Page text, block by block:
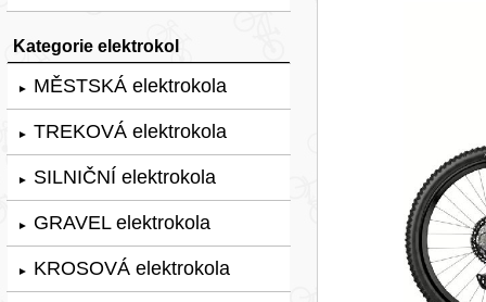
Kategorie elektrokol
► MĚSTSKÁ elektrokola
► TREKOVÁ elektrokola
► SILNIČNÍ elektrokola
► GRAVEL elektrokola
► KROSOVÁ elektrokola